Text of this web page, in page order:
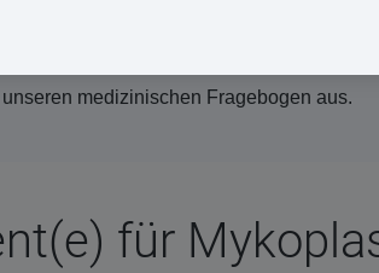
medizinischen Fragebogen aus.
für